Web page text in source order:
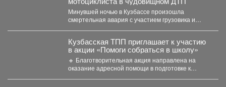
Минувшей ночью в Кузбассе произошла
смертельная авария с участием грузовика и
Кузбасская ТПП приглашает к участию
в акции «Помоги собраться в школу»
🔹 Благотворительная акция направлена на
оказание адресной помощи в подготовке к